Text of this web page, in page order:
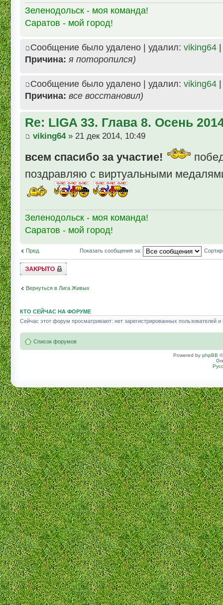
Зеленодольск - моя команда!
Саратов - мой город!
Сообщение было удалено | удалил: viking64
Причина: я поторопился)
Сообщение было удалено | удалил: viking64
Причина: все восстановил)
Re: LIGA 33. Глава 8. Осень
viking64» 21 дек 2014, 10:49
всем спасибо за участие!
поздравляю с виртуальными
Зеленодольск - моя команда!
Саратов - мой город!
Пред. Показать сообщения за:
Topic locked
Вернуться в Лига Живых
КТО СЕЙЧАС НА ФОРУМЕ
Сейчас этот форум просматривают: нет зарегистрированных пользователей и
Список форумов
Powered by phpBB